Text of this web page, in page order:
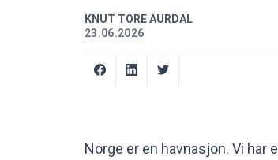
KNUT TORE AURDAL
23.06.2026
Norge er en havnasjon. Vi har